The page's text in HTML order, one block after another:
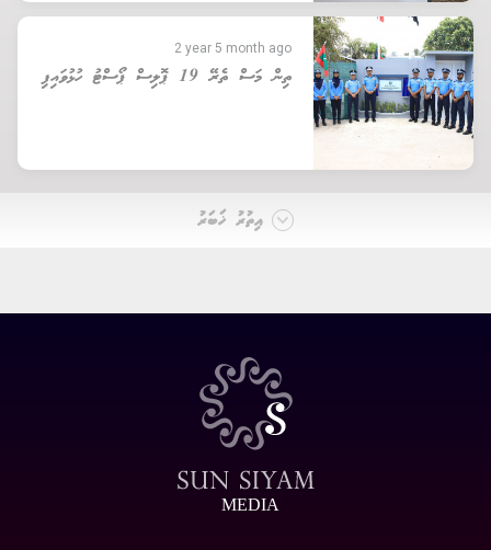
2 year 5 month ago
ތިން މަސް ތެރޭ 19 ޕޮލިސް ޕޯސްޓު ހުޅުވައިފި
އިތުރު ޚަބަރު
MEDIA